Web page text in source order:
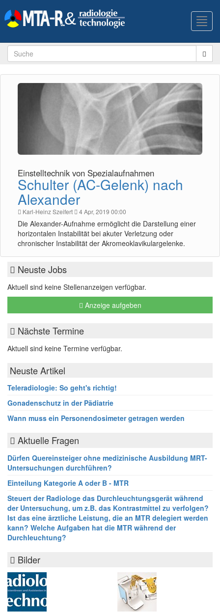
Einstelltechnik von Spezialaufnahmen
Schulter (AC-Gelenk) nach
Alexander
Karl-Heinz Szeifert 4 Apr, 2019 00:00
Die Alexander-Aufnahme ermöglicht die Darstellung einer
horizontalen Instabilität bei akuter Verletzung oder
chronischer Instabilität der Akromeoklavikulargelenke.
Neuste Jobs
Aktuell sind keine Stellenanzeigen verfügbar.
Anzeige aufgeben
Nächste Termine
Aktuell sind keine Termine verfügbar.
Neuste Artikel
Teleradiologie: So geht's richtig!
Gonadenschutz in der Pädiatrie
Wann muss ein Personendosimeter getragen werden
Aktuelle Fragen
Dürfen Quereinsteiger ohne medizinische Ausbildung MRT-
Untersuchungen durchführen?
Einteilung Kategorie A oder B - MTR
Steuert der Radiologe das Durchleuchtungsgerät während
der Untersuchung, um z.B. das Kontrastmittel zu verfolgen?
Ist das eine ärztliche Leistung, die an MTR delegiert werden
kann? Welche Aufgaben hat die MTR während der
Durchleuchtung?
Bilder